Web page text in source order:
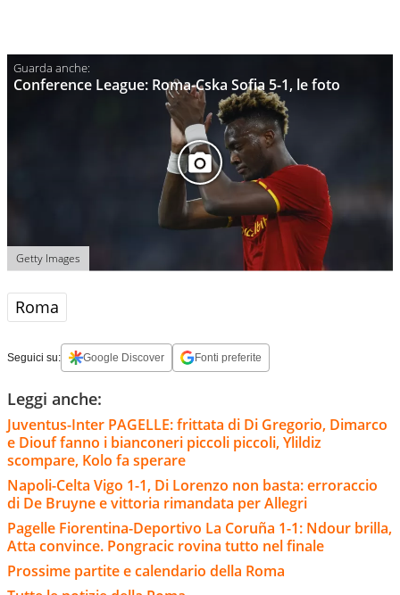
Conference League: Roma-Cska Sofia 5-1, le foto
Getty Images
Roma
Seguici su: Google Discover Fonti preferite
Leggi anche:
Juventus-Inter PAGELLE: frittata di Di Gregorio, Dimarco
e Diouf fanno i bianconeri piccoli piccoli, Ylildiz
scompare, Kolo fa sperare
Napoli-Celta Vigo 1-1, Di Lorenzo non basta: erroraccio
di De Bruyne e vittoria rimandata per Allegri
Pagelle Fiorentina-Deportivo La Coruña 1-1: Ndour brilla,
Atta convince. Pongracic rovina tutto nel finale
Prossime partite e calendario della Roma